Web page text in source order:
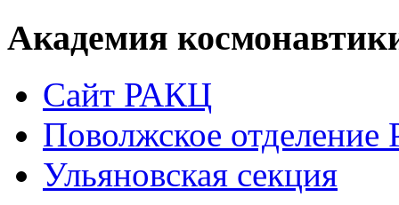
Академия
Сайт РАКЦ
Поволжское
Ульяновская секция